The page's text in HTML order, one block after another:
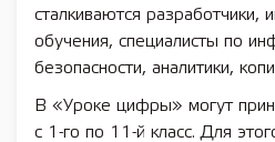
сталкиваются
обучения, специалисты по
безопасности, аналитики,
В «Уроке цифры» могут
с 1-го по 11-й класс. Для